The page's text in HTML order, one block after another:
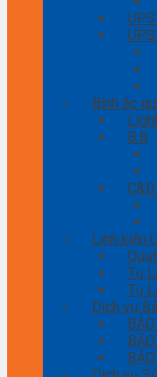
Bình ắc
B.B
C&D
Linh kiện
Tụ
Tụ
Dịch vụ